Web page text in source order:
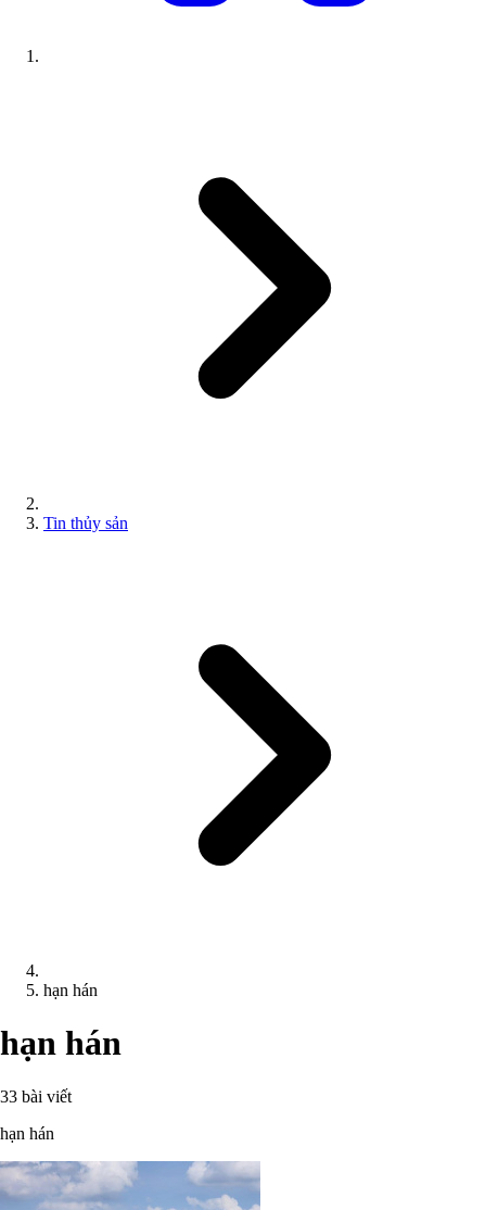
Tin thủy sản
hạn hán
hạn hán
33 bài viết
hạn hán